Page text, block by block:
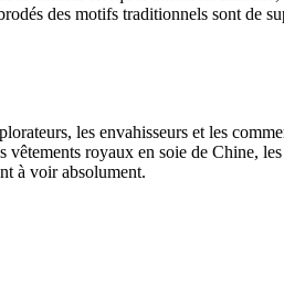
des motifs traditionnels sont de
les envahisseurs et les
royaux en soie de Chine,
à voir absolument.